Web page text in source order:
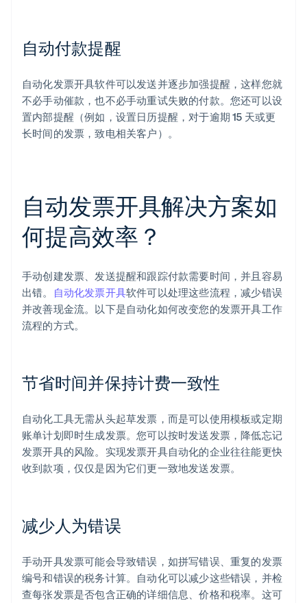
自动付款提醒
自动化发票开具软件可以发送并逐步加强提醒，这样您就
不必手动催款，也不必手动重试失败的付款。您还可以设
置内部提醒（例如，设置日历提醒，对于逾期 15 天或更
长时间的发票，致电相关客户）。
自动发票开具解决方案如
何提高效率？
手动创建发票、发送提醒和跟踪付款需要时间，并且容易
出错。
自动化发票开具软件可以处理这些流程，减少错误
并改善现金流。以下是自动化如何改变您的发票开具工作
流程的方式。
节省时间并保持计费一致性
自动化工具无需从头起草发票，而是可以使用模板或定期
账单计划即时生成发票。您可以按时发送发票，降低忘记
发票开具的风险。实现发票开具自动化的企业往往能更快
收到款项，仅仅是因为它们更一致地发送发票。
减少人为错误
手动开具发票可能会导致错误，如拼写错误、重复的发票
编号和错误的税务计算。自动化可以减少这些错误，并检
查每张发票是否包含正确的详细信息、价格和税率。这可